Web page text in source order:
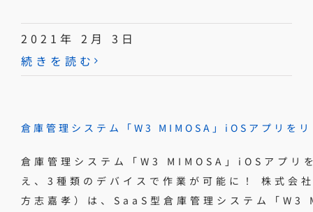
2021年 2月 3日
続きを読む
倉庫管理システム「W3 MIMOSA」iOSアプリを
倉庫管理システム「W3 MIMOSA」iOSアプ
え、3種類のデバイスで作業が可能に！ 株式会
方志嘉孝）は、SaaS型倉庫管理システム「